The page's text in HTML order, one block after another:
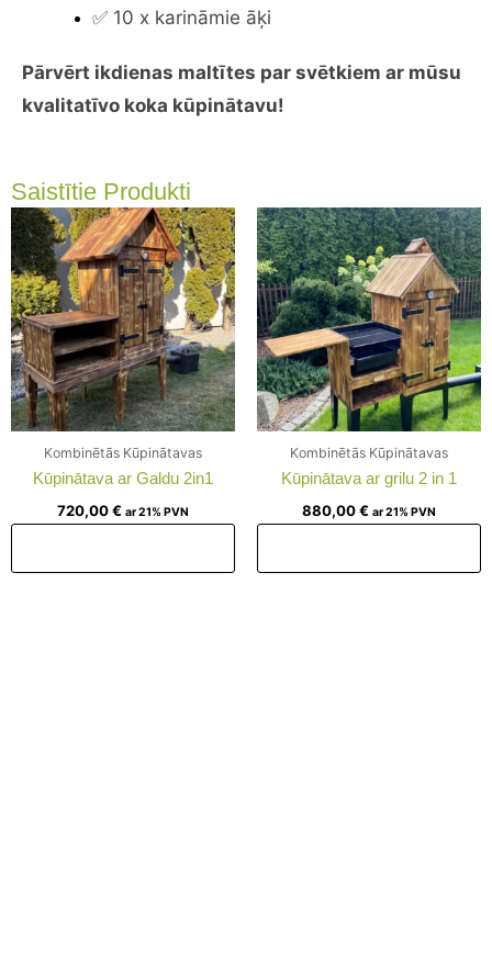
✅ 10 x karināmie āķi
Pārvērt ikdienas maltītes par svētkiem ar mūsu
kvalitatīvo koka kūpinātavu!
Saistītie Produkti
Kombinētās Kūpinātavas
Kūpinātava ar Galdu 2in1
720,00€ ar 21% PVN
Kombinētās Kūpinātavas
Kūpinātava ar grilu 2 in 1
880,00€ ar 21% PVN